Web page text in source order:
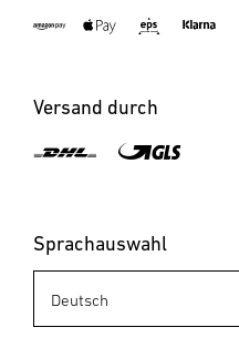
Versand durch
Sprachauswahl